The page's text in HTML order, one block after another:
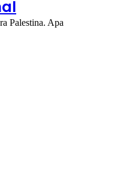
Palestina. Apa